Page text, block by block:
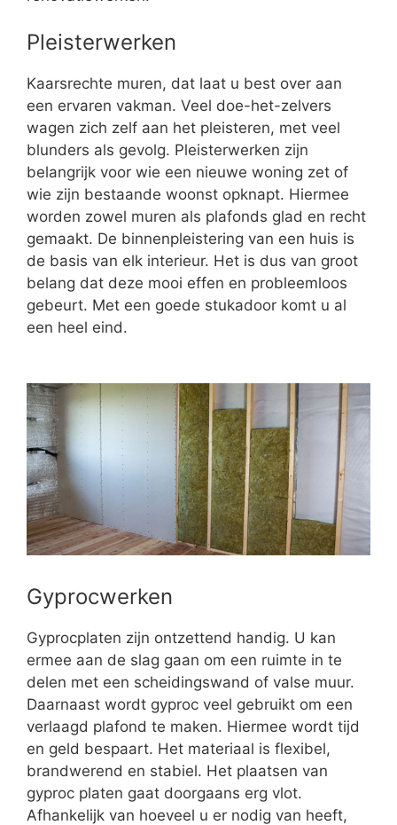
Pleisterwerken
Kaarsrechte muren, dat laat u best over aan
een ervaren vakman. Veel doe-het-zelvers
wagen zich zelf aan het pleisteren, met veel
blunders als gevolg. Pleisterwerken zijn
belangrijk voor wie een nieuwe woning zet of
wie zijn bestaande woonst opknapt. Hiermee
worden zowel muren als plafonds glad en recht
gemaakt. De binnenpleistering van een huis is
de basis van elk interieur. Het is dus van groot
belang dat deze mooi effen en probleemloos
gebeurt. Met een goede stukadoor komt u al
een heel eind.
Gyprocwerken
Gyprocplaten zijn ontzettend handig. U kan
ermee aan de slag gaan om een ruimte in te
delen met een scheidingswand of valse muur.
Daarnaast wordt gyproc veel gebruikt om een
verlaagd plafond te maken. Hiermee wordt tijd
en geld bespaart. Het materiaal is flexibel,
brandwerend en stabiel. Het plaatsen van
gyproc platen gaat doorgaans erg vlot.
Afhankelijk van hoeveel u er nodig van heeft,